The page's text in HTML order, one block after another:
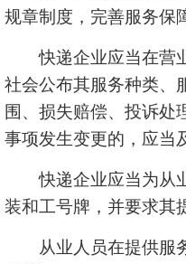
规章制度，完善服务保
快递企业应当在营业
社会公布其服务种类、
围、损失赔偿、投诉处
事项发生变更的，应当
快递企业应当为从业
装和工号牌，并要求其
从业人员在提供服务